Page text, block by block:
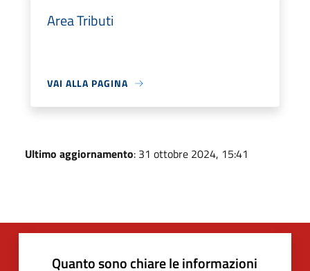
Area Tributi
VAI ALLA PAGINA
Ultimo aggiornamento: 31 ottobre 2024, 15:41
Quanto sono chiare le informazioni